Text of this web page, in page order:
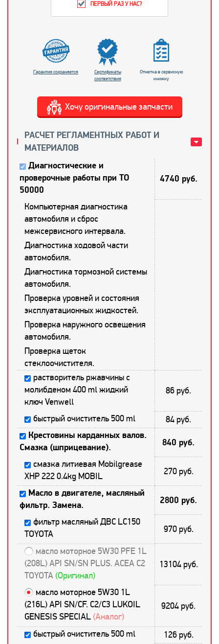
ПЕРВЫЙ РАЗ У НАС?
Гарантия сохраняется
Сертификаты
соответствия
Отметка в сервисную
книжку
Хочу оригинальные запчасти
РАСЧЕТ РЕГЛАМЕНТНЫХ РАБОТ И
МАТЕРИАЛОВ
Диагностические и
проверочные работы при ТО
50000
4740 руб.
Компьютерная диагностика
автомобиля и сброс
межсервисного интервала.
Диагностика ходовой части
автомобиля.
Диагностика тормозной системы
автомобиля.
Проверка уровней и состояния
эксплуатационных жидкостей.
Проверка наружного освещения
автомобиля.
Проверка щеток
стеклоочистителя.
растворитель ржавчины с
молибденом 400 ml жидкий
ключ Venwell
86 руб.
быстрый очиститель 500 ml 84 руб.
Крестовины карданных валов.
Смазка (шприцевание).
840 руб.
смазка литиевая Mobilgrease
XHP 222 0.4kg MOBIL
270 руб.
Масло в двигателе, масляный
фильтр. Замена.
2800 руб.
фильтр масляный ДВС LC150
TOYOTA
970 руб.
масло моторное 5W30 PFE 1L
(208L) API SN/SN PLUS. ACEA C2
TOYOTA (Оригинал)
13104 руб.
масло моторное 5W30 1L
(216L) API SN/CF. C2/С3 LUKOIL
GENESIS SPECIAL (Аналог)
9204 руб.
быстрый очиститель 500 ml
126 руб.